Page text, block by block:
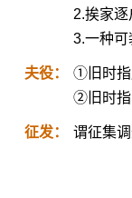
2.挨家逐
3.一种可
夫役：
①旧时指
②旧时指
征发： 谓征集调